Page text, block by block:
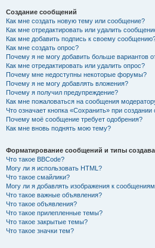
Создание сообщений
Как мне создать новую тему или сообщение?
Как мне отредактировать или удалить
Как мне добавить подпись к своему
Как мне создать опрос?
Почему я не могу добавить больше вариантов
Как мне отредактировать или удалить опрос?
Почему мне недоступны некоторые форумы?
Почему я не могу добавлять вложения?
Почему я получил предупреждение?
Как мне пожаловаться на сообщения
Что означает кнопка «Сохранить» при
Почему моё сообщение требует одобрения?
Как мне вновь поднять мою тему?
Форматирование сообщений и типы
Что такое BBCode?
Могу ли я использовать HTML?
Что такое смайлики?
Могу ли я добавлять изображения к
Что такое важные объявления?
Что такое объявления?
Что такое прилепленные темы?
Что такое закрытые темы?
Что такое значки тем?